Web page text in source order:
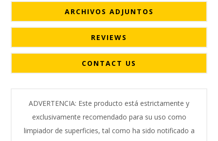
ARCHIVOS ADJUNTOS
REVIEWS
CONTACT US
ADVERTENCIA: Este producto está estrictamente y
exclusivamente recomendado para su uso como
limpiador de superficies, tal como ha sido notificado a